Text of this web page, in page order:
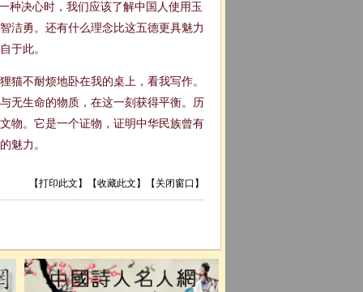
种决心时，我们应该了解中国人使用玉
洁勇。还有什么理念比这五德更具魅力
于此。
猫不耐烦地卧在我的桌上，看我写作。
无生命的物质，在这一刻获得平衡。历
物。它是一个证物，证明中华民族曾有
魅力。
【打印此文 】【收藏此文 】【 关闭窗口 】